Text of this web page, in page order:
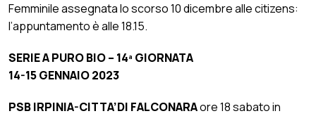
Femminile assegnata lo scorso 10 dicembre alle citizens:
l’appuntamento è alle 18.15.
SERIE A PURO BIO – 14ª GIORNATA
14-15 GENNAIO 2023
PSB IRPINIA-CITTA’DI FALCONARAore 18 sabato in